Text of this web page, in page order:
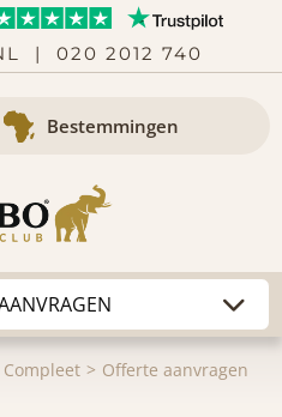
| 020 2012 740
Bestemmingen
Offerte aanvragen